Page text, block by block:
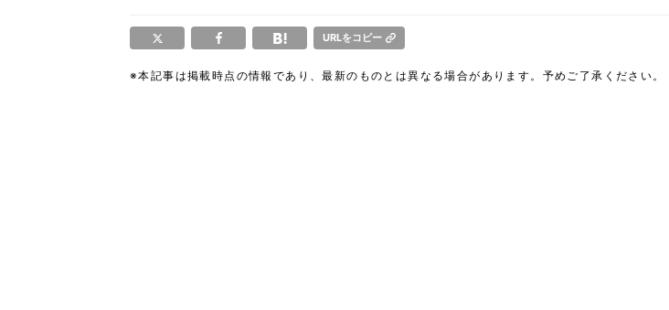
URLをコピー
※本記事は掲載時点の情報であり、最新のものとは異なる場合があります。予めご了承ください。